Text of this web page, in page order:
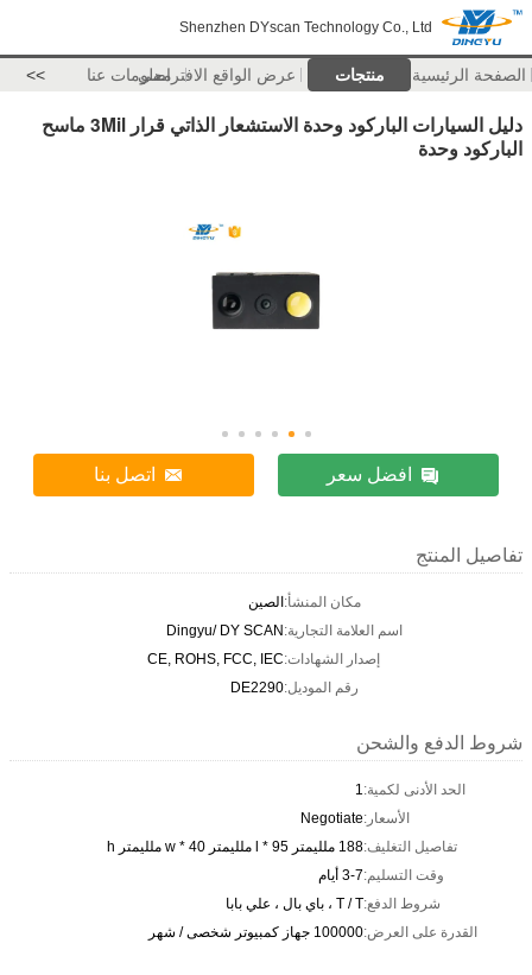
Shenzhen DYscan Technology Co., Ltd
الصفحة الرئيسية منتجات عرض الواقع الافتراضيمعلومات عنا >>
دليل السيارات الباركود وحدة الاستشعار الذاتي قرار 3Mil ماسح
الباركود وحدة
افضل سعر اتصل بنا
تفاصيل المنتج
مكان المنشأ:الصين
اسم العلامة التجارية:Dingyu/ DY SCAN
إصدار الشهادات:CE, ROHS, FCC, IEC
رقم الموديل:DE2290
شروط الدفع والشحن
الحد الأدنى لكمية:1
الأسعار:Negotiate
تفاصيل التغليف:188 ملليمتر l * 95 ملليمتر w * 40 ملليمتر h
وقت التسليم:3-7 أيام
شروط الدفع:T / T ، باي بال ، علي بابا
القدرة على العرض:100000 جهاز كمبيوتر شخصى / شهر